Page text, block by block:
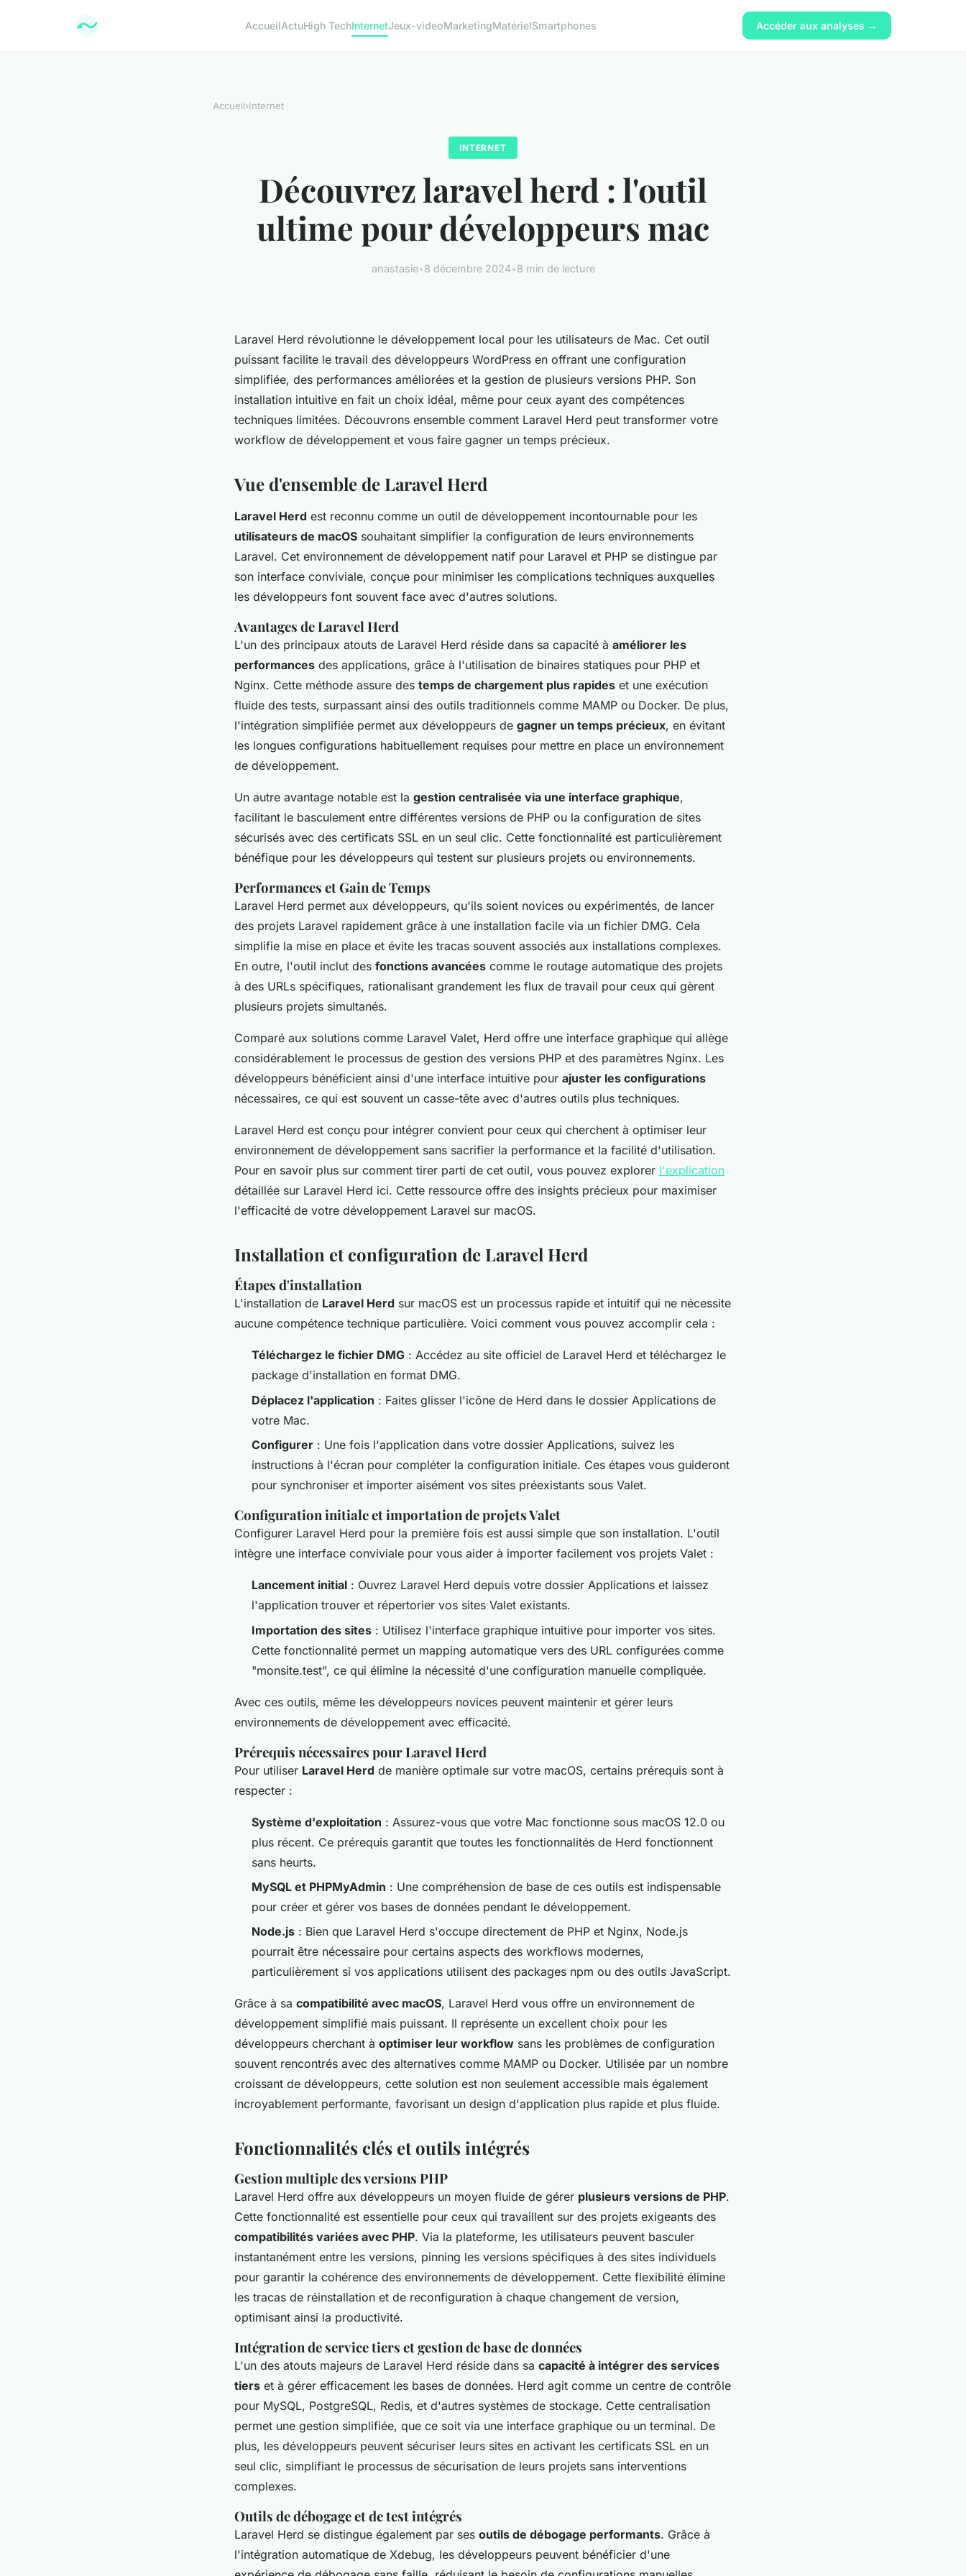
AccueilActuHigh TechInternetJeux-videoMarketingMatérielSmartphones Accéder aux analyses →
Accueil›Internet
INTERNET
Découvrez laravel herd : l'outil
ultime pour développeurs mac
anastasie•8 décembre 2024•8 min de lecture
Laravel Herd révolutionne le développement local pour les utilisateurs de Mac. Cet outil
puissant facilite le travail des développeurs WordPress en offrant une configuration
simplifiée, des performances améliorées et la gestion de plusieurs versions PHP. Son
installation intuitive en fait un choix idéal, même pour ceux ayant des compétences
techniques limitées. Découvrons ensemble comment Laravel Herd peut transformer votre
workflow de développement et vous faire gagner un temps précieux.
Vue d'ensemble de Laravel Herd
Laravel Herd est reconnu comme un outil de développement incontournable pour les
utilisateurs de macOS souhaitant simplifier la configuration de leurs environnements
Laravel. Cet environnement de développement natif pour Laravel et PHP se distingue par
son interface conviviale, conçue pour minimiser les complications techniques auxquelles
les développeurs font souvent face avec d'autres solutions.
Avantages de Laravel Herd
L'un des principaux atouts de Laravel Herd réside dans sa capacité à améliorer les
performances des applications, grâce à l'utilisation de binaires statiques pour PHP et
Nginx. Cette méthode assure des temps de chargement plus rapides et une exécution
fluide des tests, surpassant ainsi des outils traditionnels comme MAMP ou Docker. De plus,
l'intégration simplifiée permet aux développeurs de gagner un temps précieux, en évitant
les longues configurations habituellement requises pour mettre en place un environnement
de développement.
Un autre avantage notable est la gestion centralisée via une interface graphique,
facilitant le basculement entre différentes versions de PHP ou la configuration de sites
sécurisés avec des certificats SSL en un seul clic. Cette fonctionnalité est particulièrement
bénéfique pour les développeurs qui testent sur plusieurs projets ou environnements.
Performances et Gain de Temps
Laravel Herd permet aux développeurs, qu'ils soient novices ou expérimentés, de lancer
des projets Laravel rapidement grâce à une installation facile via un fichier DMG. Cela
simplifie la mise en place et évite les tracas souvent associés aux installations complexes.
En outre, l'outil inclut des fonctions avancées comme le routage automatique des projets
à des URLs spécifiques, rationalisant grandement les flux de travail pour ceux qui gèrent
plusieurs projets simultanés.
Comparé aux solutions comme Laravel Valet, Herd offre une interface graphique qui allège
considérablement le processus de gestion des versions PHP et des paramètres Nginx. Les
développeurs bénéficient ainsi d'une interface intuitive pour ajuster les configurations
nécessaires, ce qui est souvent un casse-tête avec d'autres outils plus techniques.
Laravel Herd est conçu pour intégrer convient pour ceux qui cherchent à optimiser leur
environnement de développement sans sacrifier la performance et la facilité d'utilisation.
Pour en savoir plus sur comment tirer parti de cet outil, vous pouvez explorer l'explication
détaillée sur Laravel Herd ici. Cette ressource offre des insights précieux pour maximiser
l'efficacité de votre développement Laravel sur macOS.
Installation et configuration de Laravel Herd
Étapes d'installation
L'installation de Laravel Herd sur macOS est un processus rapide et intuitif qui ne nécessite
aucune compétence technique particulière. Voici comment vous pouvez accomplir cela :
Téléchargez le fichier DMG : Accédez au site officiel de Laravel Herd et téléchargez le
package d'installation en format DMG.
Déplacez l'application : Faites glisser l'icône de Herd dans le dossier Applications de
votre Mac.
Configurer : Une fois l'application dans votre dossier Applications, suivez les
instructions à l'écran pour compléter la configuration initiale. Ces étapes vous guideront
pour synchroniser et importer aisément vos sites préexistants sous Valet.
Configuration initiale et importation de projets Valet
Configurer Laravel Herd pour la première fois est aussi simple que son installation. L'outil
intègre une interface conviviale pour vous aider à importer facilement vos projets Valet :
Lancement initial : Ouvrez Laravel Herd depuis votre dossier Applications et laissez
l'application trouver et répertorier vos sites Valet existants.
Importation des sites : Utilisez l'interface graphique intuitive pour importer vos sites.
Cette fonctionnalité permet un mapping automatique vers des URL configurées comme
"monsite.test", ce qui élimine la nécessité d'une configuration manuelle compliquée.
Avec ces outils, même les développeurs novices peuvent maintenir et gérer leurs
environnements de développement avec efficacité.
Prérequis nécessaires pour Laravel Herd
Pour utiliser Laravel Herd de manière optimale sur votre macOS, certains prérequis sont à
respecter :
Système d'exploitation : Assurez-vous que votre Mac fonctionne sous macOS 12.0 ou
plus récent. Ce prérequis garantit que toutes les fonctionnalités de Herd fonctionnent
sans heurts.
MySQL et PHPMyAdmin : Une compréhension de base de ces outils est indispensable
pour créer et gérer vos bases de données pendant le développement.
Node.js : Bien que Laravel Herd s'occupe directement de PHP et Nginx, Node.js
pourrait être nécessaire pour certains aspects des workflows modernes,
particulièrement si vos applications utilisent des packages npm ou des outils JavaScript.
Grâce à sa compatibilité avec macOS, Laravel Herd vous offre un environnement de
développement simplifié mais puissant. Il représente un excellent choix pour les
développeurs cherchant à optimiser leur workflow sans les problèmes de configuration
souvent rencontrés avec des alternatives comme MAMP ou Docker. Utilisée par un nombre
croissant de développeurs, cette solution est non seulement accessible mais également
incroyablement performante, favorisant un design d'application plus rapide et plus fluide.
Fonctionnalités clés et outils intégrés
Gestion multiple des versions PHP
Laravel Herd offre aux développeurs un moyen fluide de gérer plusieurs versions de PHP.
Cette fonctionnalité est essentielle pour ceux qui travaillent sur des projets exigeants des
compatibilités variées avec PHP. Via la plateforme, les utilisateurs peuvent basculer
instantanément entre les versions, pinning les versions spécifiques à des sites individuels
pour garantir la cohérence des environnements de développement. Cette flexibilité élimine
les tracas de réinstallation et de reconfiguration à chaque changement de version,
optimisant ainsi la productivité.
Intégration de service tiers et gestion de base de données
L'un des atouts majeurs de Laravel Herd réside dans sa capacité à intégrer des services
tiers et à gérer efficacement les bases de données. Herd agit comme un centre de contrôle
pour MySQL, PostgreSQL, Redis, et d'autres systèmes de stockage. Cette centralisation
permet une gestion simplifiée, que ce soit via une interface graphique ou un terminal. De
plus, les développeurs peuvent sécuriser leurs sites en activant les certificats SSL en un
seul clic, simplifiant le processus de sécurisation de leurs projets sans interventions
complexes.
Outils de débogage et de test intégrés
Laravel Herd se distingue également par ses outils de débogage performants. Grâce à
l'intégration automatique de Xdebug, les développeurs peuvent bénéficier d'une